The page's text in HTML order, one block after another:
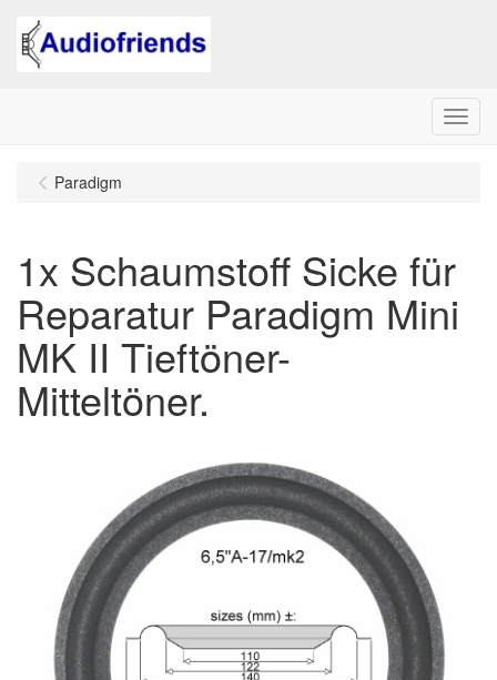
Menu
Paradigm
1x Schaumstoff Sicke für
Reparatur Paradigm Mini
MK II Tieftöner-
Mitteltöner.